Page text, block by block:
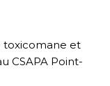
toxicomane et
CSAPA Point-